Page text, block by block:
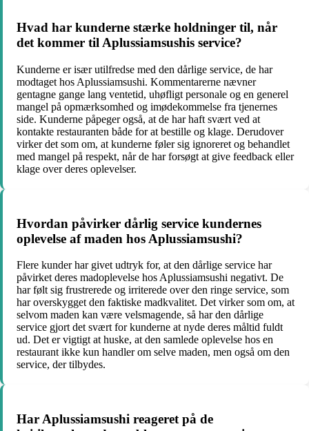
Hvad har kunderne stærke holdninger til, når
det kommer til Aplussiamsushis service?
Kunderne er især utilfredse med den dårlige service, de har
modtaget hos Aplussiamsushi. Kommentarerne nævner
gentagne gange lang ventetid, uhøfligt personale og en generel
mangel på opmærksomhed og imødekommelse fra tjenernes
side. Kunderne påpeger også, at de har haft svært ved at
kontakte restauranten både for at bestille og klage. Derudover
virker det som om, at kunderne føler sig ignoreret og behandlet
med mangel på respekt, når de har forsøgt at give feedback eller
klage over deres oplevelser.
Hvordan påvirker dårlig service kundernes
oplevelse af maden hos Aplussiamsushi?
Flere kunder har givet udtryk for, at den dårlige service har
påvirket deres madoplevelse hos Aplussiamsushi negativt. De
har følt sig frustrerede og irriterede over den ringe service, som
har overskygget den faktiske madkvalitet. Det virker som om, at
selvom maden kan være velsmagende, så har den dårlige
service gjort det svært for kunderne at nyde deres måltid fuldt
ud. Det er vigtigt at huske, at den samlede oplevelse hos en
restaurant ikke kun handler om selve maden, men også om den
service, der tilbydes.
Har Aplussiamsushi reageret på de